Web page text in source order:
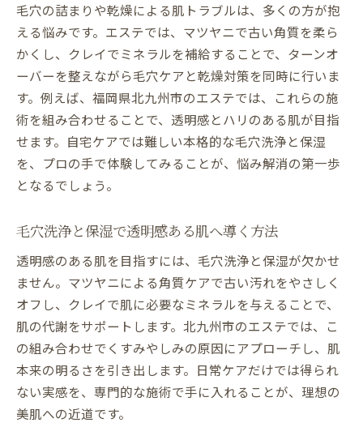
毛穴ケアとミネラル補給の相乗効果を知る
エステが叶える明るく透明感ある肌への道
自宅ケアとエステ施術の違いと効果比較
乾燥やたるみに強いエステ施術の魅力とは
エステで叶える乾燥・たるみケアの最新法
マツヤニ施術で乾燥やたるみを根本からケ
ア
乾燥が引き起こすたるみ改善にエステが有
エステの施術が肌の弾力と潤いを高める理
由
乾燥やたるみに悩む女性に選ばれるエステ
施術
美容皮膚科との違いを生かすエステの技術
くすみ・しみ悩みをエステでサポートするコツ
エステでしみくすみケアを成功させる秘訣
くすみ改善に必要なエステ施術と頻度
エステのターンオーバー施術で透明感持続
毛穴の詰まりや乾燥による肌トラブルは、多くの方が抱
える悩みです。エステでは、マツヤニで古い角質を柔ら
かくし、クレイでミネラルを補給することで、ターンオ
ーバーを整えながら毛穴ケアと乾燥対策を同時に行いま
す。例えば、福岡県北九州市のエステでは、これらの施
術を組み合わせることで、透明感とハリのある肌が目指
せます。自宅ケアでは難しい本格的な毛穴洗浄と保湿
を、プロの手で体験してみることが、悩み解消の第一歩
となるでしょう。
毛穴洗浄と保湿で透明感ある肌へ導く方法
透明感のある肌を目指すには、毛穴洗浄と保湿が欠かせ
ません。マツヤニによる角質ケアで古い汚れをやさしく
オフし、クレイで肌に必要なミネラルを与えることで、
肌の代謝をサポートします。北九州市のエステでは、こ
の組み合わせでくすみやしみの原因にアプローチし、肌
本来の明るさを引き出します。日常ケアだけでは得られ
ない実感を、専門的な施術で手に入れることが、理想の
美肌への近道です。